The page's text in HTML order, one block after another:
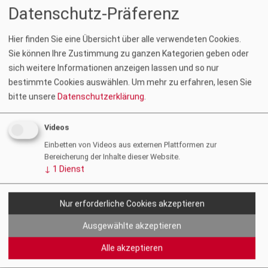
Datenschutz-Präferenz
Hier finden Sie eine Übersicht über alle verwendeten Cookies.
Sie können Ihre Zustimmung zu ganzen Kategorien geben oder
sich weitere Informationen anzeigen lassen und so nur
bestimmte Cookies auswählen. Um mehr zu erfahren, lesen Sie
bitte unsere Datenschutzerklärung.
Videos
Einbetten von Videos aus externen Plattformen zur
Bereicherung der Inhalte dieser Website.
↓ 1 Dienst
Nur erforderliche Cookies akzeptieren
Ausgewählte akzeptieren
Alle akzeptieren
Wir laden Sie sehr herzlich zu unserer zt:Open House Party, die
im Anschluss an unsere diesjährige Kammervollversammlung
stattfindet, ein. Freuen Sie sich auf den gemeinsamen
Austausch und ein gemütliches Beisammensein mit Musik von
Termin:
Ort: ZT Kammer Graz
Aus organisatorischen Gründen ersuchen wir Sie um Ihre
Online-Anmeldungbis zum 16. November 2025.
Wir freuen uns, Sie als Gäste begrüßen zu dürfen!